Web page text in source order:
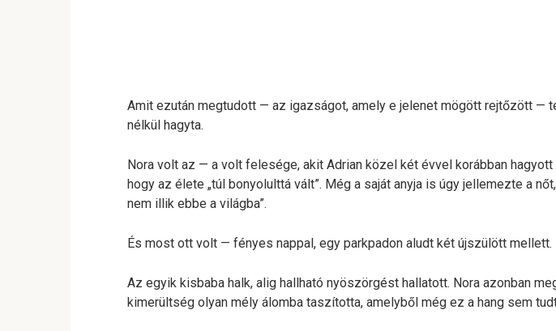
Amit ezután megtudott — az igazságot, amely e jelenet mögött rejtőzött —
nélkül hagyta.
Nora volt az — a volt felesége, akit Adrian közel két évvel korábban hagyott
hogy az élete „túl bonyolulttá vált”. Még a saját anyja is úgy jellemezte a
nem illik ebbe a világba”.
És most ott volt — fényes nappal, egy parkpadon aludt két újszülött mellett.
Az egyik kisbaba halk, alig hallható nyöszörgést hallatott. Nora azonban
kimerültség olyan mély álomba taszította, amelyből még ez a hang sem